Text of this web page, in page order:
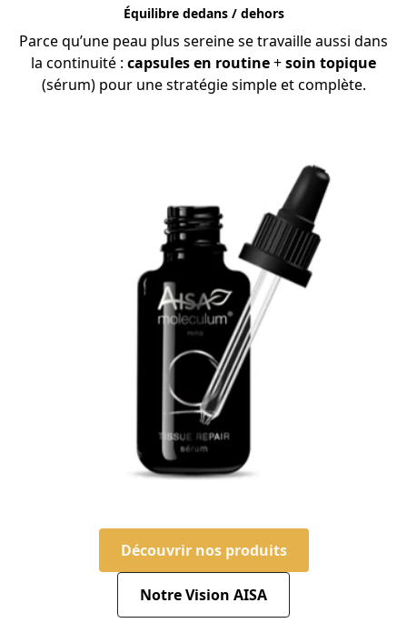
Équilibre dedans / dehors
Parce qu’une peau plus sereine se travaille aussi dans
la continuité : capsules en routine+soin topique
(sérum) pour une stratégie simple et complète.
Découvrir nos produits
Notre Vision AISA